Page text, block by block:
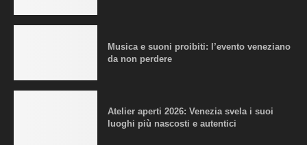
Musica e suoni proibiti: l’evento veneziano
da non perdere
Atelier aperti 2026: Venezia svela i suoi
luoghi più nascosti e autentici